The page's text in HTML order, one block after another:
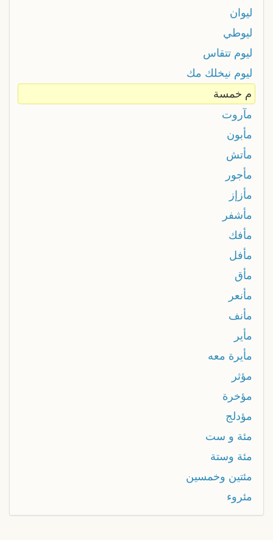
ليوان
ليوطي
ليوم تتقاس
ليوم نيخلك مك
م خمسة
مآروت
مأبون
مأتش
مأجور
مأزإز
مأشفر
مأفك
مأفل
مأق
مأنعر
مأنف
مأير
مأيرة معه
مؤثر
مؤخرة
مؤدلج
مئة و ست
مئة وستة
مئتين وخمسين
مئروء